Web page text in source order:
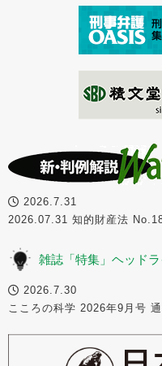
2026.7.31
2026.07.31 知的財産法
雑誌「特集」ヘッド
2026.7.30
こころの科学 2026年9月号